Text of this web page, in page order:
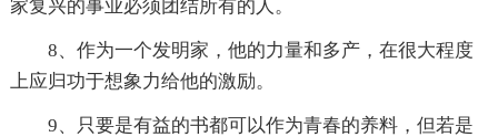
家复兴的事业必须团结所有的人。
8、作为一个发明家，他的力量和多产，在很大程度
上应归功于想象力给他的激励。
9、只要是有益的书都可以作为青春的养料，但若是